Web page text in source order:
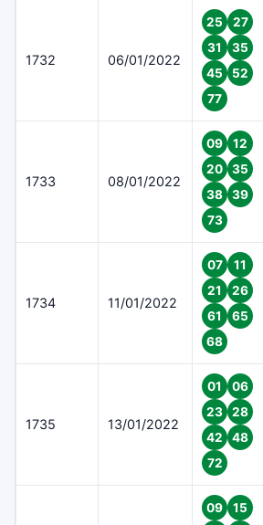
1732 06/01/2022
25
27
31
35
45
52
77
1733 08/01/2022
09
12
20
35
38
39
73
1734 11/01/2022
07
11
21
26
61
65
68
1735 13/01/2022
01
06
23
28
42
48
72
09
15